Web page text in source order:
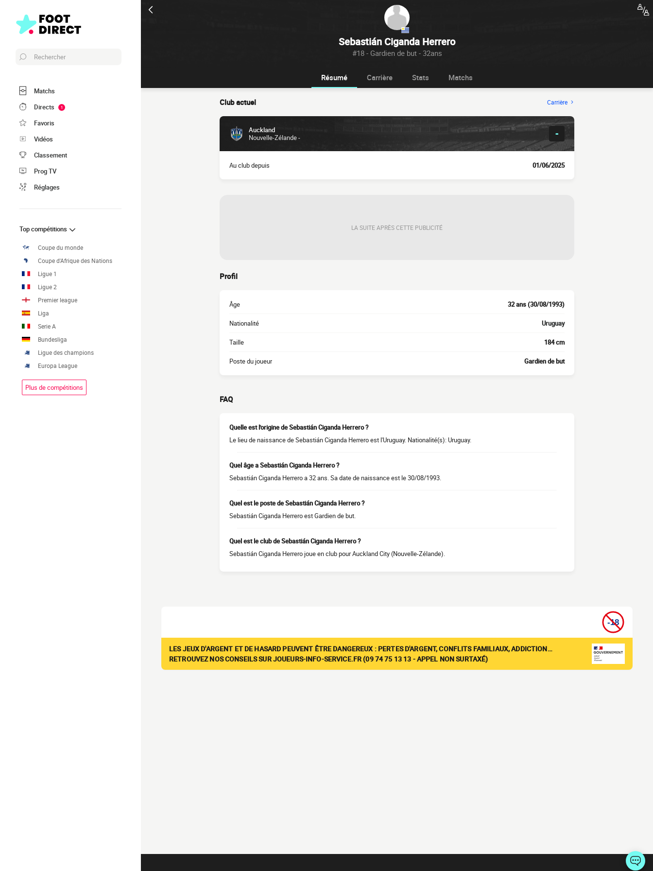
Sebastián Ciganda Herrero
#18 - Gardien de but - 32ans
Rechercher
Matchs
Directs
1
Favoris
Vidéos
Classement
Prog TV
Réglages
Top compétitions
Coupe du monde
Coupe d'Afrique des Nations
Ligue 1
Ligue 2
Premier league
Liga
Serie A
Bundesliga
Ligue des champions
Europa League
Plus de compétitions
Résumé Carrière Stats Matchs
Club actuel Carrière
Auckland
Nouvelle-Zélande -
-
Au club depuis 01/06/2025
LA SUITE APRÈS CETTE PUBLICITÉ
Profil
Âge 32 ans (30/08/1993)
Nationalité Uruguay
Taille 184 cm
Poste du joueur Gardien de but
FAQ
Quelle est l'origine de Sebastián Ciganda Herrero ?
Le lieu de naissance de Sebastián Ciganda Herrero est l'Uruguay. Nationalité(s): Uruguay.
Quel âge a Sebastián Ciganda Herrero ?
Sebastián Ciganda Herrero a 32 ans. Sa date de naissance est le 30/08/1993.
Quel est le poste de Sebastián Ciganda Herrero ?
Sebastián Ciganda Herrero est Gardien de but.
Quel est le club de Sebastián Ciganda Herrero ?
Sebastián Ciganda Herrero joue en club pour Auckland City (Nouvelle-Zélande).
LES JEUX D'ARGENT ET DE HASARD PEUVENT ÊTRE DANGEREUX : PERTES D'ARGENT, CONFLITS FAMILIAUX, ADDICTION…
RETROUVEZ NOS CONSEILS SUR JOUEURS-INFO-SERVICE.FR (09 74 75 13 13 - APPEL NON SURTAXÉ)